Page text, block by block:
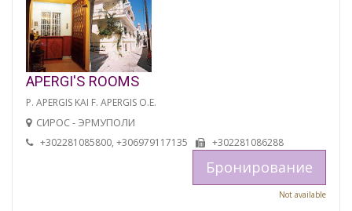
APERGI'S ROOMS
P. APERGIS KAI F. APERGIS O.E.
СИРОС - ЭРМУПОЛИ
+302281085800, +306979117135 +302281086288
Бронирование
Not available